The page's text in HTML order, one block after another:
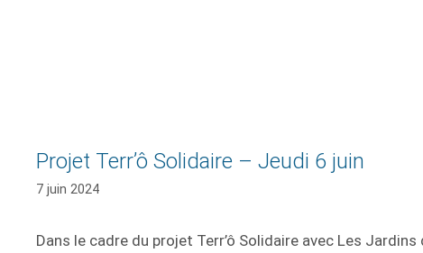
Projet Terr’ô Solidaire – Jeudi 6 juin
7 juin 2024
Dans le cadre du projet Terr’ô Solidaire avec Les